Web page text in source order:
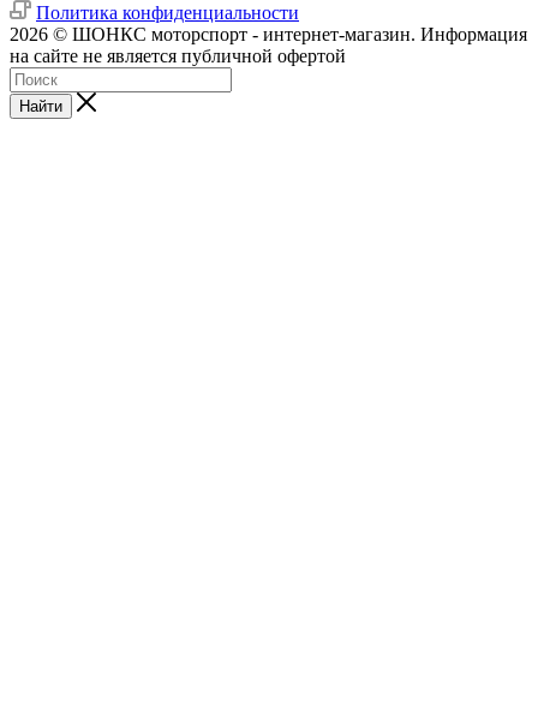
Политика конфиденциальности
2026 © ШОНКС моторспорт - интернет-магазин. Информация
на сайте не является публичной офертой
Найти